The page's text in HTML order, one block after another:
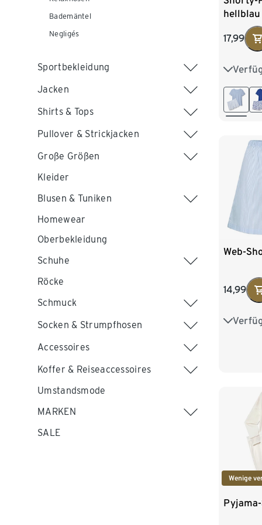
Bademäntel
Negligés
Sportbekleidung
Jacken
Shirts & Tops
Pullover & Strickjacken
Große Größen
Kleider
Blusen & Tuniken
Homewear
Oberbekleidung
Schuhe
Röcke
Schmuck
Socken & Strumpfhosen
Accessoires
Koffer & Reiseaccessoires
Umstandsmode
MARKEN
SALE
hellblau
17,99
XS 32/
M 40/42
Web-
14,99
34
Wenige